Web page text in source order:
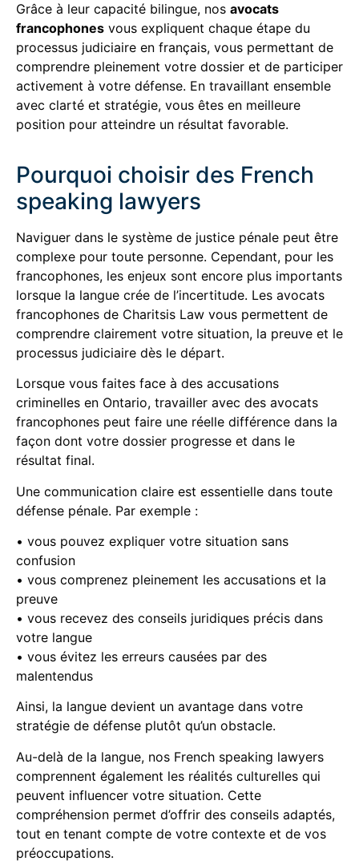
Grâce à leur capacité bilingue, nos avocats
francophones vous expliquent chaque étape du
processus judiciaire en français, vous permettant de
comprendre pleinement votre dossier et de participer
activement à votre défense. En travaillant ensemble
avec clarté et stratégie, vous êtes en meilleure
position pour atteindre un résultat favorable.
Pourquoi choisir des French
speaking lawyers
Naviguer dans le système de justice pénale peut être
complexe pour toute personne. Cependant, pour les
francophones, les enjeux sont encore plus importants
lorsque la langue crée de l’incertitude. Les avocats
francophones de Charitsis Law vous permettent de
comprendre clairement votre situation, la preuve et le
processus judiciaire dès le départ.
Lorsque vous faites face à des accusations
criminelles en Ontario, travailler avec des avocats
francophones peut faire une réelle différence dans la
façon dont votre dossier progresse et dans le
résultat final.
Une communication claire est essentielle dans toute
défense pénale. Par exemple :
• vous pouvez expliquer votre situation sans
confusion
• vous comprenez pleinement les accusations et la
preuve
• vous recevez des conseils juridiques précis dans
votre langue
• vous évitez les erreurs causées par des
malentendus
Ainsi, la langue devient un avantage dans votre
stratégie de défense plutôt qu’un obstacle.
Au-delà de la langue, nos French speaking lawyers
comprennent également les réalités culturelles qui
peuvent influencer votre situation. Cette
compréhension permet d’offrir des conseils adaptés,
tout en tenant compte de votre contexte et de vos
préoccupations.